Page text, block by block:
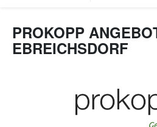
PROKOPP
EBREICHSDORF